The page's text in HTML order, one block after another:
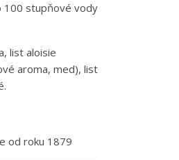
100 stupňové vody
list aloisie
aroma, med), list
od roku 1879